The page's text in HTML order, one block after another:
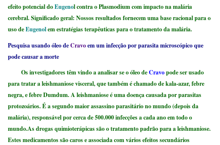
efeito potencial doEugenol contra o Plasmodium com impacto na malária
cerebral. Significado geral: Nossos resultados fornecem uma base racional para o
uso deEugenolem estratégias terapêuticas para o tratamento da malária.
Pesquisa usando óleo deCravoem um infecção por parasita microscópico que
pode causar a morte
Os investigadores têm vindo a analisar se o óleo deCravopode ser usado
para tratar a leishmaniose visceral, que também é chamado de kala-azar, febre
negra, e febre Dumdum. A leishmaniose é uma doença causada por parasitas
protozoários. É a segundo maior assassino parasitário no mundo (depois da
malária), responsável por cerca de 500.000 infecções a cada ano em todo o
mundo.As drogas quimioterápicas são o tratamento padrão para a leishmaniose.
Estes medicamentos são caros e associada com vários efeitos secundários